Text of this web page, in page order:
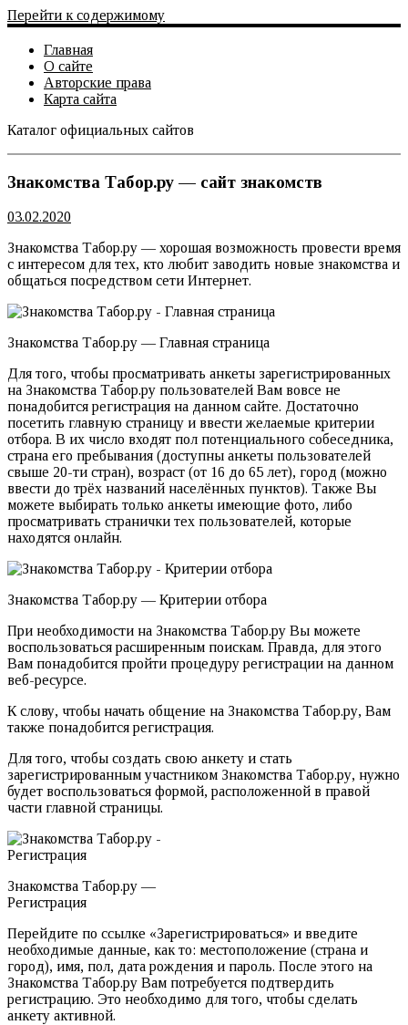
Перейти к содержимому
Главная
О сайте
Авторские права
Карта сайта
Каталог официальных сайтов
Знакомства Табор.ру — сайт знакомств
03.02.2020
Знакомства Табор.ру — хорошая возможность провести время
с интересом для тех, кто любит заводить новые знакомства и
общаться посредством сети Интернет.
Знакомства Табор.ру — Главная страница
Для того, чтобы просматривать анкеты зарегистрированных
на Знакомства Табор.ру пользователей Вам вовсе не
понадобится регистрация на данном сайте. Достаточно
посетить главную страницу и ввести желаемые критерии
отбора. В их число входят пол потенциального собеседника,
страна его пребывания (доступны анкеты пользователей
свыше 20-ти стран), возраст (от 16 до 65 лет), город (можно
ввести до трёх названий населённых пунктов). Также Вы
можете выбирать только анкеты имеющие фото, либо
просматривать странички тех пользователей, которые
находятся онлайн.
Знакомства Табор.ру — Критерии отбора
При необходимости на Знакомства Табор.ру Вы можете
воспользоваться расширенным поискам. Правда, для этого
Вам понадобится пройти процедуру регистрации на данном
веб-ресурсе.
К слову, чтобы начать общение на Знакомства Табор.ру, Вам
также понадобится регистрация.
Для того, чтобы создать свою анкету и стать
зарегистрированным участником Знакомства Табор.ру, нужно
будет воспользоваться формой, расположенной в правой
части главной страницы.
Знакомства Табор.ру —
Регистрация
Перейдите по ссылке «Зарегистрироваться» и введите
необходимые данные, как то: местоположение (страна и
город), имя, пол, дата рождения и пароль. После этого на
Знакомства Табор.ру Вам потребуется подтвердить
регистрацию. Это необходимо для того, чтобы сделать
анкету активной.